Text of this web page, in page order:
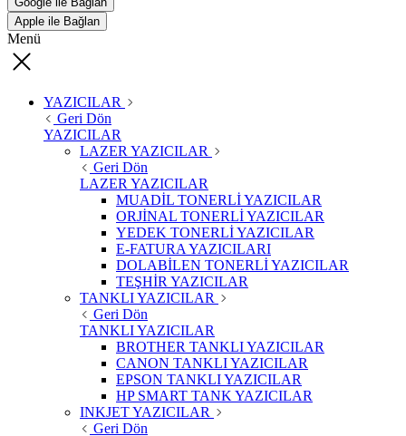
Apple ile Bağlan
Menü
YAZICILAR
Geri Dön
YAZICILAR
LAZER YAZICILAR
Geri Dön
LAZER YAZICILAR
MUADİL TONERLİ YAZICILAR
ORJİNAL TONERLİ YAZICILAR
YEDEK TONERLİ YAZICILAR
E-FATURA YAZICILARI
DOLABİLEN TONERLİ YAZICILAR
TEŞHİR YAZICILAR
TANKLI YAZICILAR
Geri Dön
TANKLI YAZICILAR
BROTHER TANKLI YAZICILAR
CANON TANKLI YAZICILAR
EPSON TANKLI YAZICILAR
HP SMART TANK YAZICILAR
INKJET YAZICILAR
Geri Dön